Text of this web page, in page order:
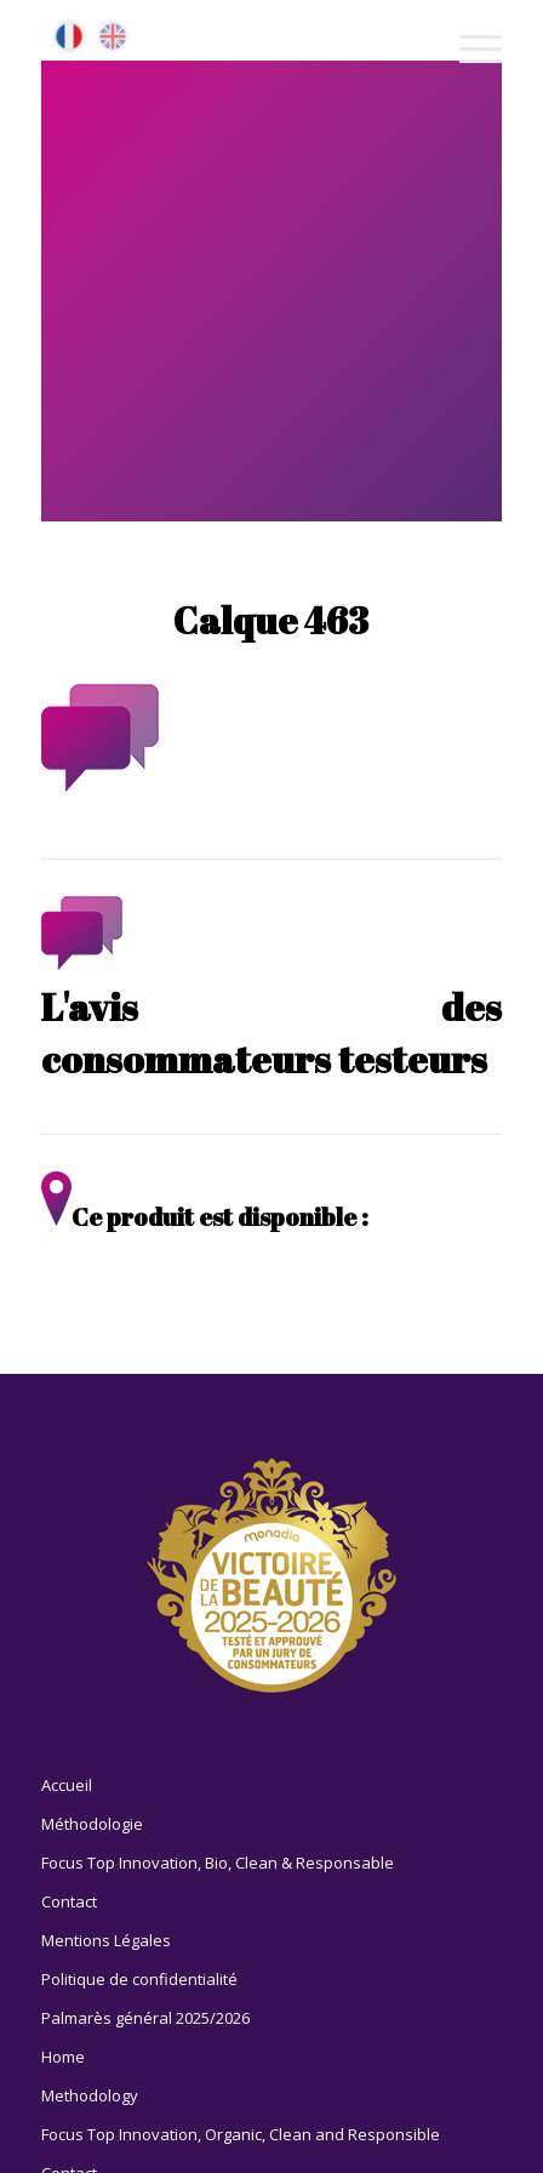
Calque 463
L'avis des
consommateurs testeurs
Ce produit est disponible :
Accueil
Méthodologie
Focus Top Innovation, Bio, Clean & Responsable
Contact
Mentions Légales
Politique de confidentialité
Palmarès général 2025/2026
Home
Methodology
Focus Top Innovation, Organic, Clean and Responsible